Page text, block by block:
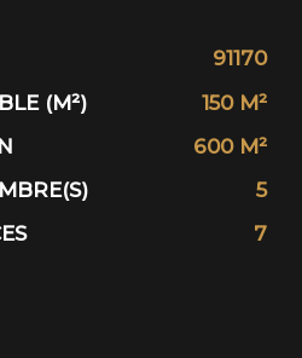
91170
(M²)
150 M²
600 M²
5
7